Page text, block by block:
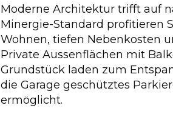
Moderne Architektur trifft auf
Minergie-Standard profitieren
Wohnen, tiefen Nebenkosten
Private Aussenflächen mit
Grundstück laden zum
die Garage geschütztes
ermöglicht.